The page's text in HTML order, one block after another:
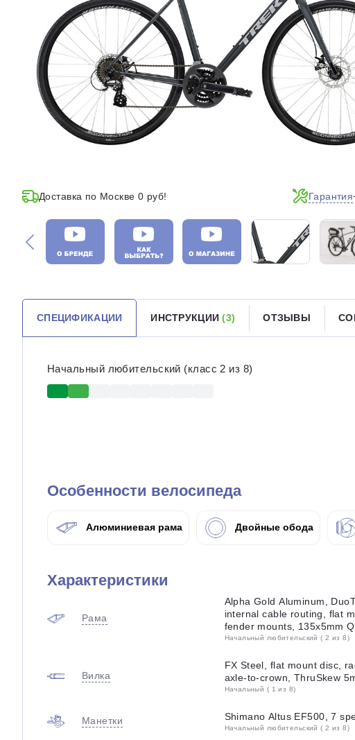
Доставка по Москве 0 руб! Гарантия
СПЕЦИФИКАЦИИ ИНСТРУКЦИИ(3) ОТЗЫВЫ
Начальный любительский (класс 2 из 8)
Особенности велосипеда
Алюминиевая рама Двойные обода
Характеристики
Рама
Alpha Gold Aluminum,
internal cable routing, flat
fender mounts, 135x5mm
Начальный любительский ( 2 из 8)
Вилка
FX Steel, flat mount disc,
axle-to-crown, ThruSkew
Начальный ( 1 из 8)
Манетки Shimano Altus EF500, 7
Начальный любительский ( 2 из 8)
Сегодня
25%
недели